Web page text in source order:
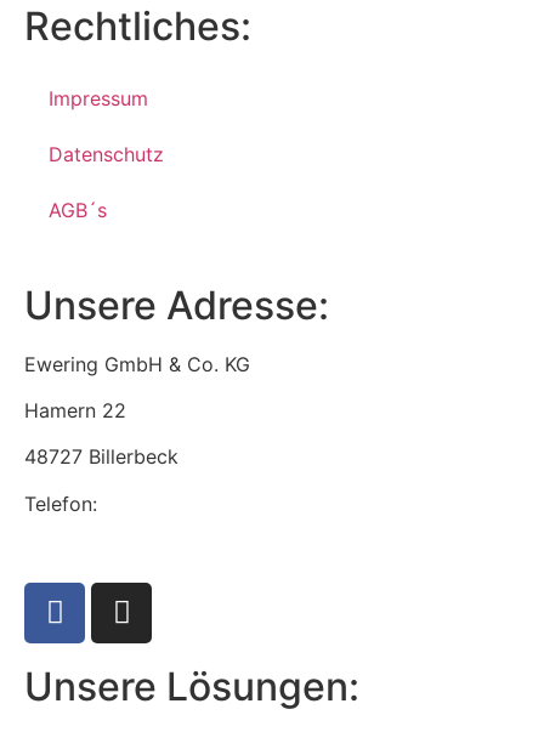
Rechtliches:
Impressum
Datenschutz
AGB´s
Unsere Adresse:
Ewering GmbH & Co. KG
Hamern 22
48727 Billerbeck
Telefon:
Unsere Lösungen: